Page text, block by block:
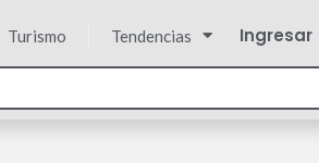
Turismo Tendencias Ingresar